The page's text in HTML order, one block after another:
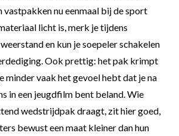
vastpakken nu eenmaal bij de sport
licht is, merk je tijdens
en kun je soepeler schakelen
Ook prettig: het pak krimpt
minder vaak het gevoel hebt dat je na
in een jeugdfilm bent beland. Wie
wedstrijdpak draagt, zit hier goed,
bewust een maat kleiner dan hun